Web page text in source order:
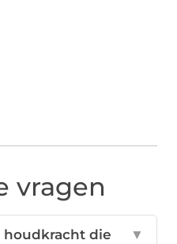
vragen
houdkracht die
▼